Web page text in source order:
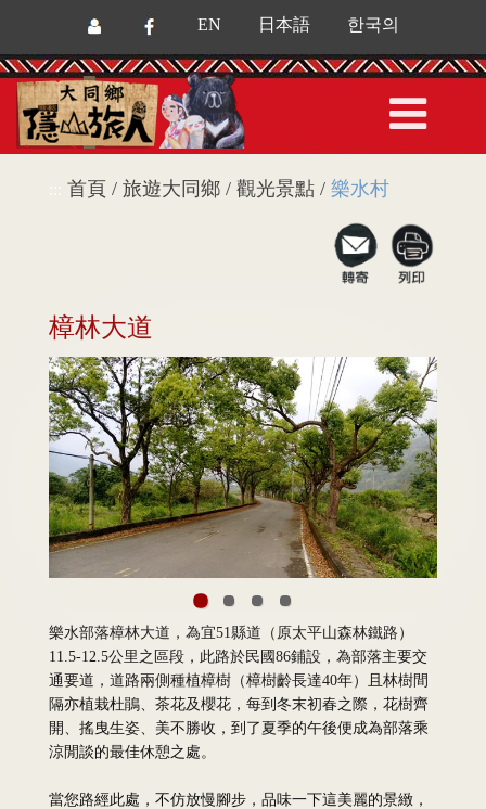
EN 日本語 한국의
首頁 / 旅遊大同鄉 / 觀光景點 / 樂水村
樟林大道
樂水部落樟林大道，為宜51縣道（原太平山森林鐵路）
11.5-12.5公里之區段，此路於民國86鋪設，為部落主要交
通要道，道路兩側種植樟樹（樟樹齡長達40年）且林樹間
隔亦植栽杜鵑、茶花及櫻花，每到冬末初春之際，花樹齊
開、搖曳生姿、美不勝收，到了夏季的午後便成為部落乘
涼閒談的最佳休憩之處。
當您路經此處，不仿放慢腳步，品味一下這美麗的景緻，